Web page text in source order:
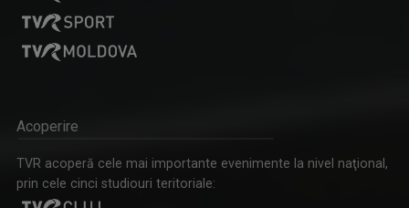
Acoperire
TVR acoperă cele mai importante evenimente la nivel naţional,
prin cele cinci studiouri teritoriale: